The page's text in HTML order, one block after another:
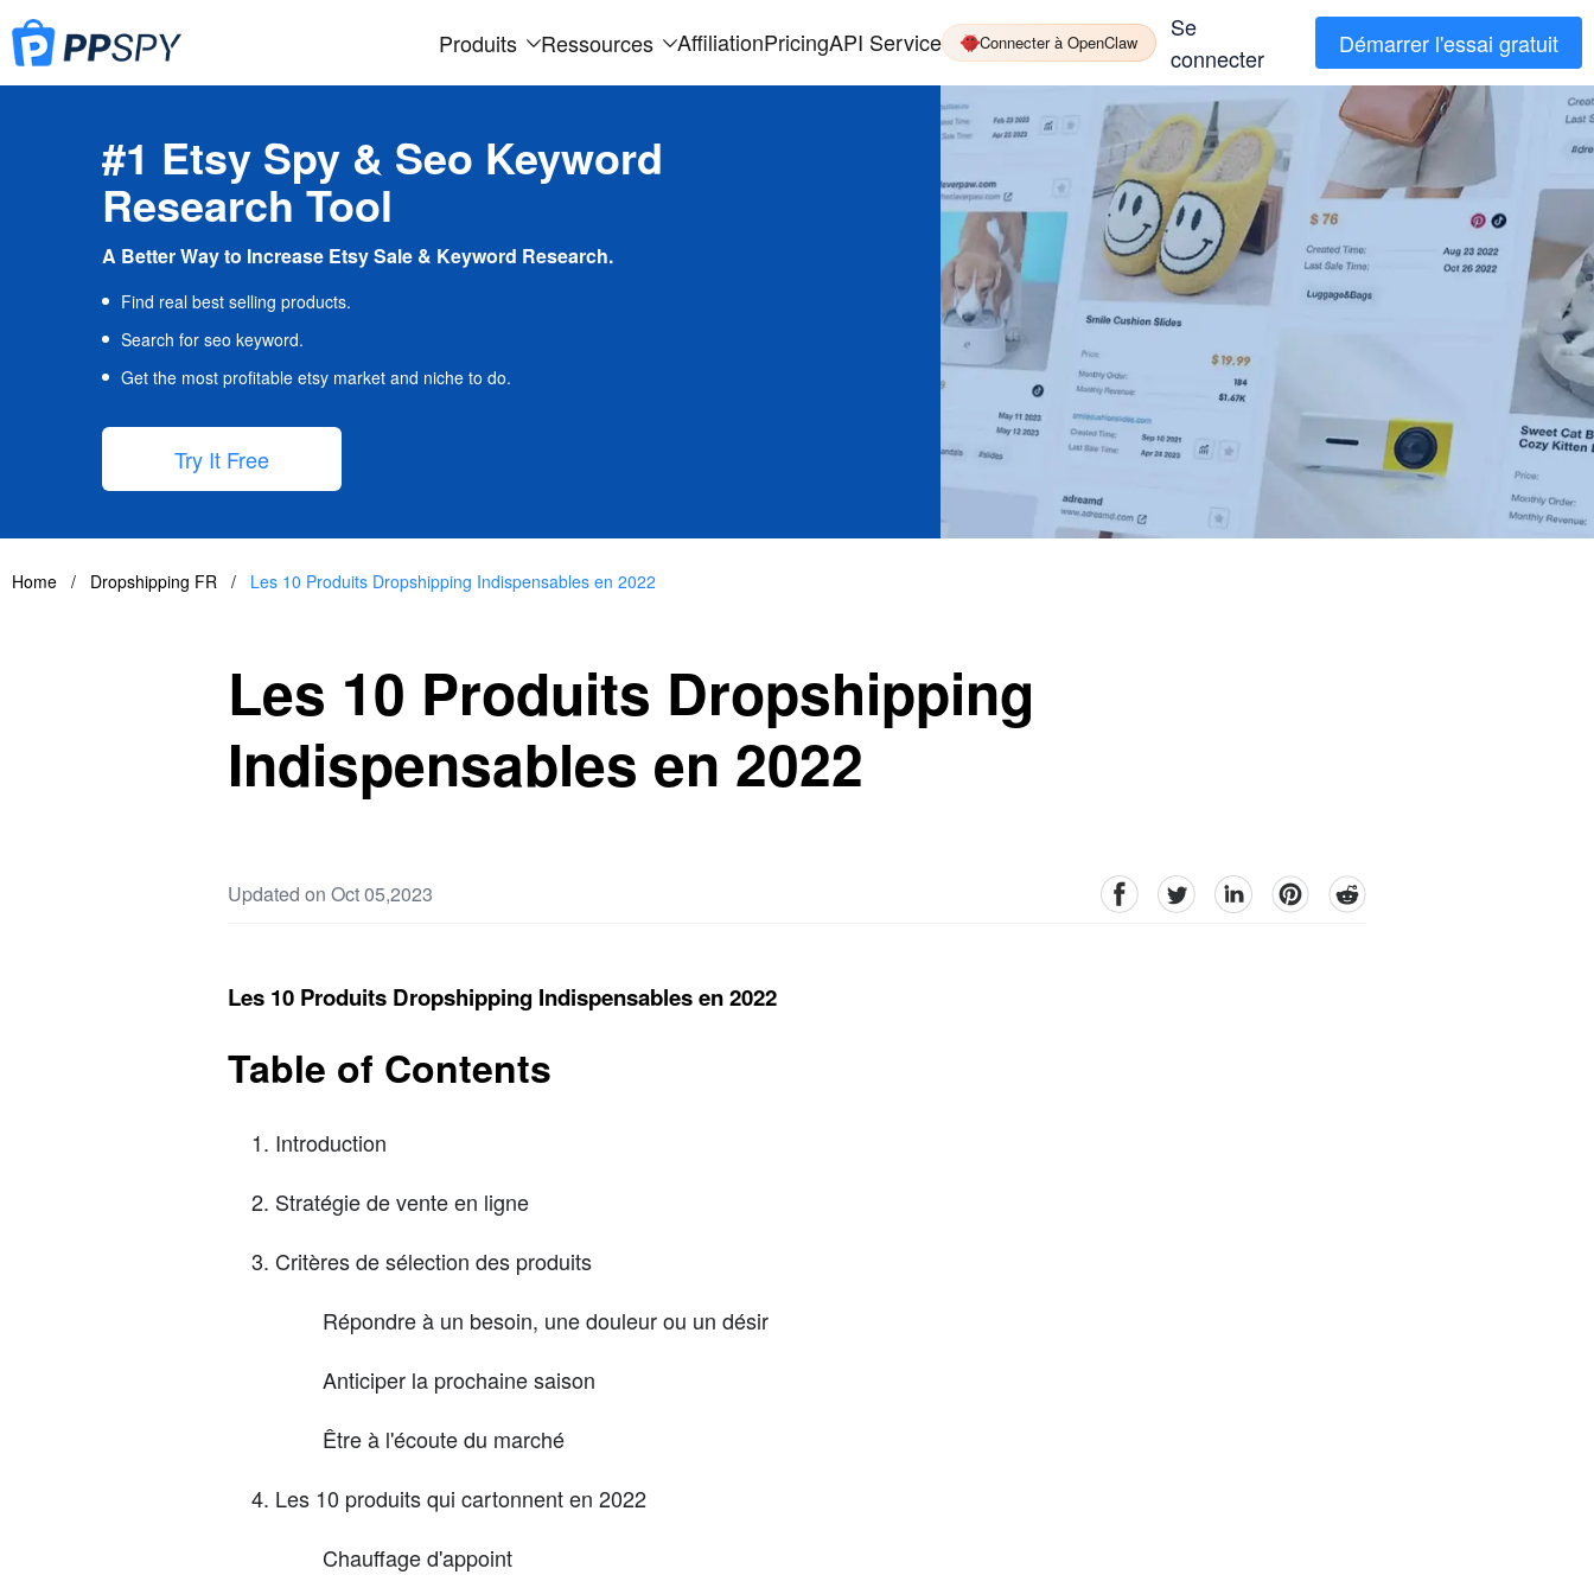
Produits Ressources AffiliationPricingAPI Service Connecter à OpenClaw
Se
connecter
Démarrer l'essai gratuit
#1 Etsy Spy & Seo Keyword
Research Tool
A Better Way to Increase Etsy Sale & Keyword Research.
Find real best selling products.
Search for seo keyword.
Get the most profitable etsy market and niche to do.
Try It Free
Home / Dropshipping FR / Les 10 Produits Dropshipping Indispensables en 2022
Les 10 Produits Dropshipping
Indispensables en 2022
Updated on Oct 05,2023 facebookTwitter linkedinpinterestreddit
Les 10 Produits Dropshipping Indispensables en 2022
Table of Contents
Introduction
Stratégie de vente en ligne
Critères de sélection des produits
Répondre à un besoin, une douleur ou un désir
Anticiper la prochaine saison
Être à l'écoute du marché
Les 10 produits qui cartonnent en 2022
Chauffage d'appoint